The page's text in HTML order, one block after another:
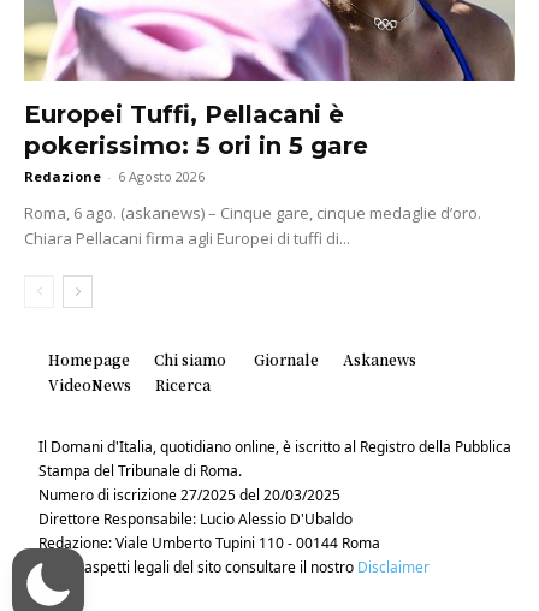
Europei Tuffi, Pellacani è
pokerissimo: 5 ori in 5 gare
Redazione - 6 Agosto 2026
Roma, 6 ago. (askanews) – Cinque gare, cinque medaglie d’oro.
Chiara Pellacani firma agli Europei di tuffi di...
Homepage Chi siamo Giornale
Askanews
VideoNews
Ricerca
Il Domani d'Italia, quotidiano online, è iscritto al Registro della Pubblica
Stampa del Tribunale di Roma.
Numero di iscrizione 27/2025 del 20/03/2025
Direttore Responsabile: Lucio Alessio D'Ubaldo
Redazione: Viale Umberto Tupini 110 - 00144 Roma
Per gli aspetti legali del sito consultare il nostro Disclaimer